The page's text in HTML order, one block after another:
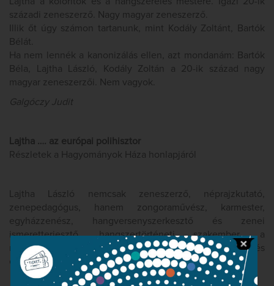
századi zeneszerző. Nagy magyar zeneszerző.
Illik őt úgy számon tartanunk, mint Kodály Zoltánt, Bartók
Bélát.
Ha nem lennék a kanonizálás ellen, azt mondanám: Bartók
Béla, Lajtha László, Kodály Zoltán a 20-ik század nagy
magyar zeneszerzői. Nem vagyok.
Galgóczy Judit
Lajtha …. az európai polihisztor
Részletek a Hagyományok Háza honlapjáról
Lajtha László nemcsak zeneszerző, néprajzkutató,
zenepedagógus, hanem zongoraművész, karmester,
egyházzenész, hangversenyszerkesztő és zenei
ismeretterjesztő, hangszertörténeti szakember, a
nemzetközi kultúrdiplomácia kiemelkedő alakja, hazai és
európai tudományszervező is volt…